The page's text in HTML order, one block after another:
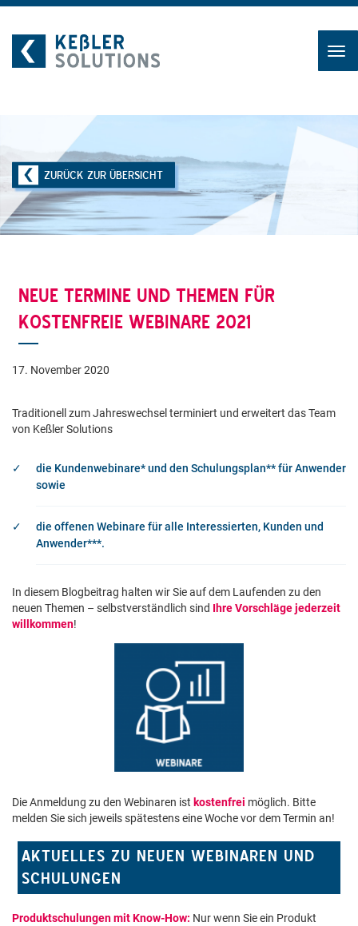
ZURÜCK ZUR ÜBERSICHT
NEUE TERMINE UND THEMEN FÜR
KOSTENFREIE WEBINARE 2021
17. November 2020
Traditionell zum Jahreswechsel terminiert und erweitert das Team
von Keßler Solutions
die Kundenwebinare* und den Schulungsplan** für Anwender
sowie
die offenen Webinare für alle Interessierten, Kunden und
Anwender***.
In diesem Blogbeitrag halten wir Sie auf dem Laufenden zu den
neuen Themen – selbstverständlich sind Ihre Vorschläge jederzeit
willkommen!
Die Anmeldung zu den Webinaren ist kostenfrei möglich. Bitte
melden Sie sich jeweils spätestens eine Woche vor dem Termin an!
AKTUELLES ZU NEUEN WEBINAREN UND
SCHULUNGEN
Produktschulungen mit Know-How: Nur wenn Sie ein Produkt